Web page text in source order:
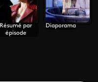
Résumé par
épisode
Diaporama